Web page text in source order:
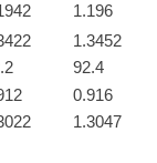
1.196
1.3452
92.4
0.916
1.3047